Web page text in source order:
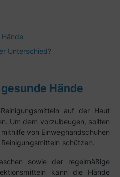
Unterschied?
Hände
auf der Haut
Um dem vorzubeugen, sollten
von Einweghandschuhen
schützen.
sowie der regelmäßige
kann die Hände